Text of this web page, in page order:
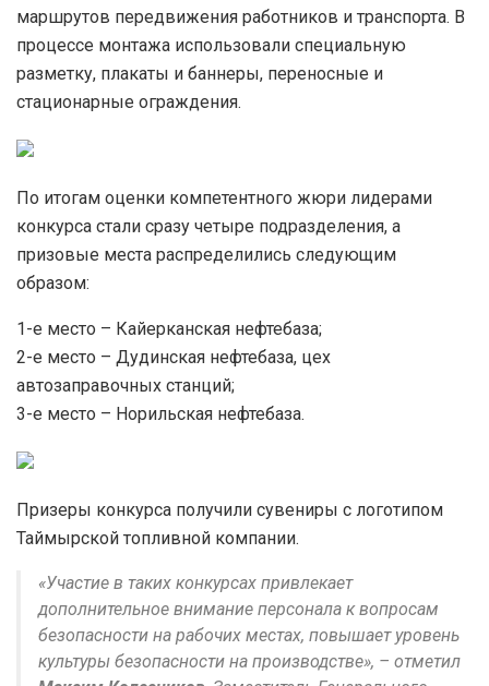
маршрутов передвижения работников и транспорта. В
процессе монтажа использовали специальную
разметку, плакаты и баннеры, переносные и
стационарные ограждения.
По итогам оценки компетентного жюри лидерами
конкурса стали сразу четыре подразделения, а
призовые места распределились следующим
образом:
1-е место – Кайерканская нефтебаза;
2-е место – Дудинская нефтебаза, цех
автозаправочных станций;
3-е место – Норильская нефтебаза.
Призеры конкурса получили сувениры с логотипом
Таймырской топливной компании.
«Участие в таких конкурсах привлекает
дополнительное внимание персонала к вопросам
безопасности на рабочих местах, повышает уровень
культуры безопасности на производстве», ­– отметил